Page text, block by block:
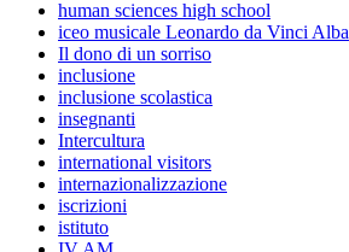
human sciences high school
iceo musicale Leonardo da Vinci Alba
Il dono di un sorriso
inclusione
inclusione scolastica
insegnanti
Intercultura
international visitors
internazionalizzazione
iscrizioni
istituto